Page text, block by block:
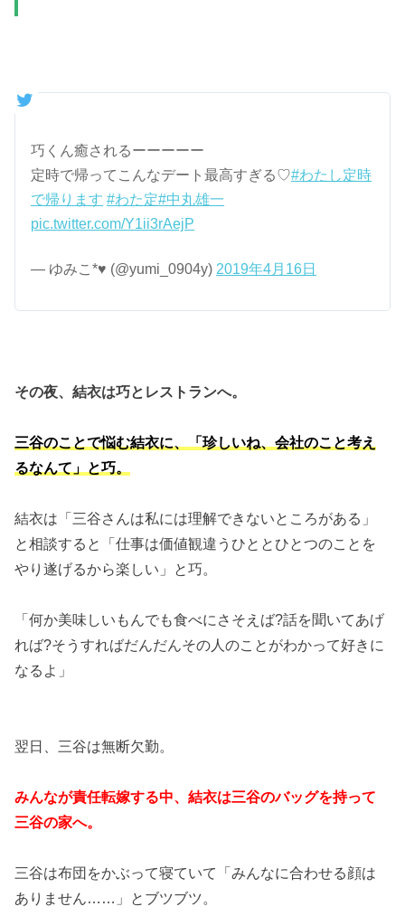
巧くん癒されるーーーーー
定時で帰ってこんなデート最高すぎる♡#わたし定時
で帰ります #わた定#中丸雄一
pic.twitter.com/Y1ii3rAejP
— ゆみこ*♥︎︎ (@yumi_0904y) 2019年4月16日
その夜、結衣は巧とレストランへ。
三谷のことで悩む結衣に、「珍しいね、会社のこと考え
るなんて」と巧。
結衣は「三谷さんは私には理解できないところがある」
と相談すると「仕事は価値観違うひととひとつのことを
やり遂げるから楽しい」と巧。
「何か美味しいもんでも食べにさそえば?話を聞いてあげ
れば?そうすればだんだんその人のことがわかって好きに
なるよ」
翌日、三谷は無断欠勤。
みんなが責任転嫁する中、結衣は三谷のバッグを持って
三谷の家へ。
三谷は布団をかぶって寝ていて「みんなに合わせる顔は
ありません……」とブツブツ。